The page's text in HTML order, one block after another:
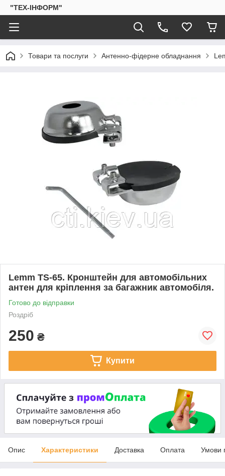
"ТЕХ-ІНФОРМ"
Товари та послуги Антенно-фідерне обладнання
Lemm TS-65. Кронштейн для автомобільних
антен для кріплення за багажник автомобіля.
Готово до відправки
Роздріб
250 ₴
Купити
Опис Характеристики Доставка Оплата Умови